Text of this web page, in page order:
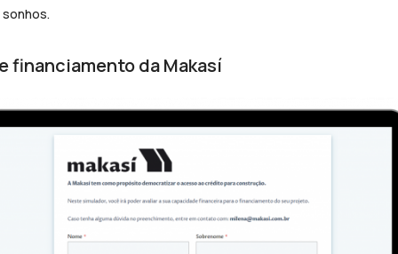
financiamento da Makasí